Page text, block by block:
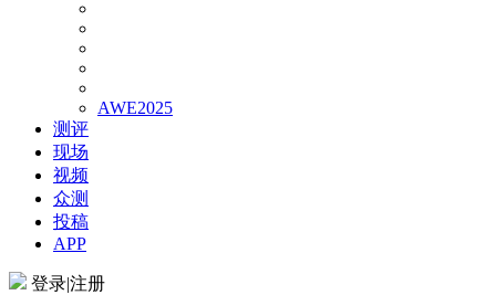
AWE2025
测评
现场
视频
众测
投稿
APP
登录|注册